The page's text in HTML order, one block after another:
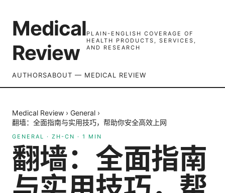
Medical
Review
PLAIN-ENGLISH COVERAGE OF
HEALTH PRODUCTS, SERVICES,
AND RESEARCH
AUTHORSABOUT — MEDICAL REVIEW
Medical Review › General ›
翻墙：全面指南与实用技巧，帮助你安全高效上网
GENERAL · ZH-CN · 1 MIN
翻墙：全面指南